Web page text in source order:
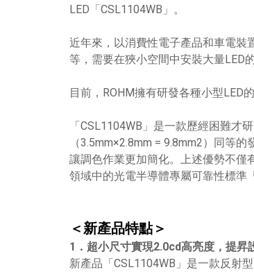
LED「CSL1104WB」。
近年來，以消費性電子產品和車電裝
等，需要在狹小空間中安裝大量LED
目前，ROHM擁有研發各種小型LED
「CSL1104WB」是一款歷經困難才
（3.5mm×2.8mm = 9.8mm2）同等
讓調色作業更加簡化。上述優勢不僅
領域中的光電半導體專屬可靠性標準
＜新產品特點＞
1．超小尺寸實現2.0cd高亮度，提昇
新產品「CSL1104WB」是一款反射